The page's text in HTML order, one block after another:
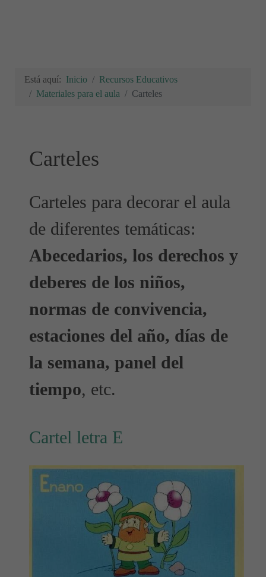
Está aquí: Inicio
Recursos Educativos
Materiales para el aula
Carteles
Carteles
Carteles para decorar el aula
de diferentes temáticas:
Abecedarios, los derechos y
deberes de los niños,
normas de convivencia,
estaciones del año, días de
la semana, panel del
tiempo, etc.
Cartel letra E